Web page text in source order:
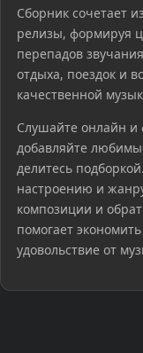
Сборник сочетает
релизы, формируя
перепадов
отдыха, поездок и
качественной
Слушайте онлайн
добавляйте
делитесь
настроению и
композиции и
помогает
удовольствие от